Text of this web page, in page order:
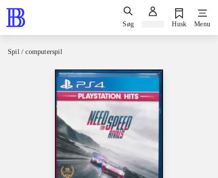
Søg Husk Menu
Spil / computerspil